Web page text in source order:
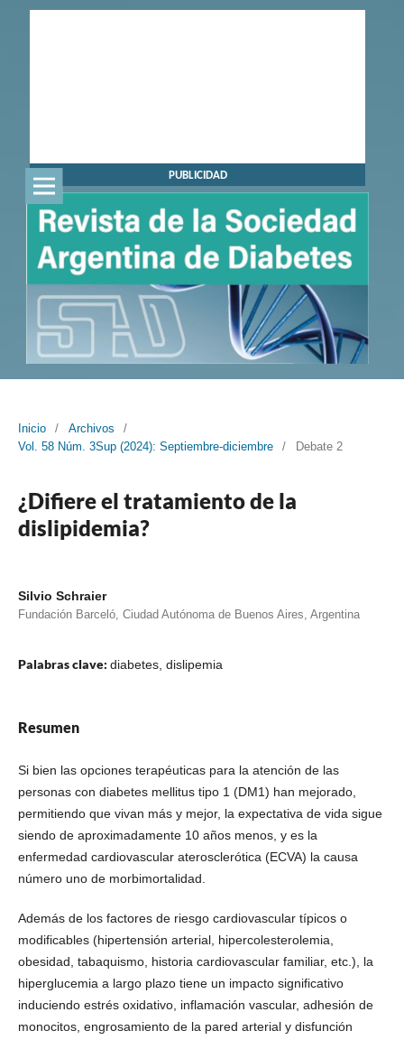
PUBLICIDAD
Inicio / Archivos
/
Vol. 58 Núm. 3Sup (2024): Septiembre-diciembre
/ Debate 2
¿Difiere el tratamiento de la
dislipidemia?
Silvio Schraier
Fundación Barceló, Ciudad Autónoma de Buenos Aires, Argentina
Palabras clave: diabetes, dislipemia
Resumen
Si bien las opciones terapéuticas para la atención de las
personas con diabetes mellitus tipo 1 (DM1) han mejorado,
permitiendo que vivan más y mejor, la expectativa de vida sigue
siendo de aproximadamente 10 años menos, y es la
enfermedad cardiovascular aterosclerótica (ECVA) la causa
número uno de morbimortalidad.
Además de los factores de riesgo cardiovascular típicos o
modificables (hipertensión arterial, hipercolesterolemia,
obesidad, tabaquismo, historia cardiovascular familiar, etc.), la
hiperglucemia a largo plazo tiene un impacto significativo
induciendo estrés oxidativo, inflamación vascular, adhesión de
monocitos, engrosamiento de la pared arterial y disfunción